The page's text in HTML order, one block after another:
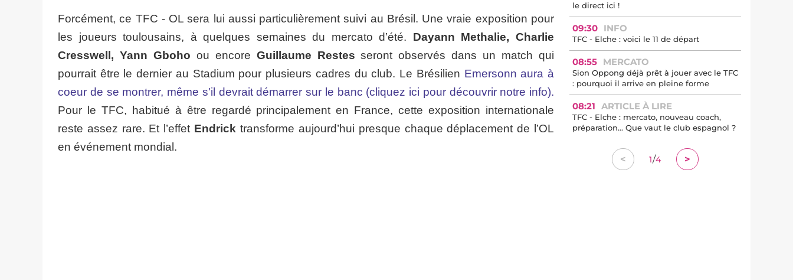
Forcément, ce TFC - OL sera lui aussi particulièrement suivi au Brésil. Une vraie exposition pour
les joueurs toulousains, à quelques semaines du mercato d’été. Dayann Methalie, Charlie
Cresswell, Yann Gboho ou encore Guillaume Restes seront observés dans un match qui
pourrait être le dernier au Stadium pour plusieurs cadres du club. Le Brésilien Emersonn aura à
coeur de se montrer, même s'il devrait démarrer sur le banc (cliquez ici pour découvrir notre info).
Pour le TFC, habitué à être regardé principalement en France, cette exposition internationale
reste assez rare. Et l’effet Endrick transforme aujourd’hui presque chaque déplacement de l’OL
en événement mondial.
le direct ici !
09:30 INFO
TFC - Elche : voici le 11 de départ
08:55 MERCATO
Sion Oppong déjà prêt à jouer avec le TFC
: pourquoi il arrive en pleine forme
08:21 ARTICLE À LIRE
TFC - Elche : mercato, nouveau coach,
préparation… Que vaut le club espagnol ?
< 1/4 >